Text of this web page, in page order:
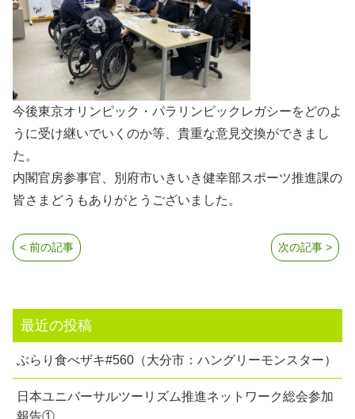
今後東京オリンピック・パラリンピックレガシーをどのよ
うに受け継いでいくのか等、貴重な意見交換ができまし
た。
内閣官房参事官、別府市いきいき健幸部スポーツ推進課の
皆さまどうもありがとうございました。
次の記事 >
< 前の記事
最近の投稿
ぶらり食べザキ#560（大分市：ハングリーモンスター）
日本ユニバーサルツーリズム推進ネットワーク総会参加
報告①